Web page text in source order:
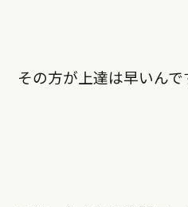
その方が上達は早いんで